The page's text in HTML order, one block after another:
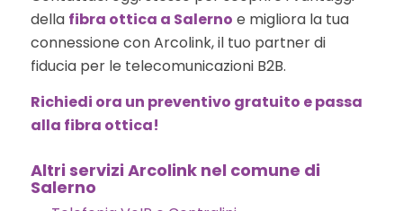
della fibra ottica a Salerno e migliora la tua
connessione con Arcolink, il tuo partner di
fiducia per le telecomunicazioni B2B.
Richiedi ora un preventivo gratuito e passa
alla fibra ottica!
Altri servizi Arcolink nel comune di
Salerno